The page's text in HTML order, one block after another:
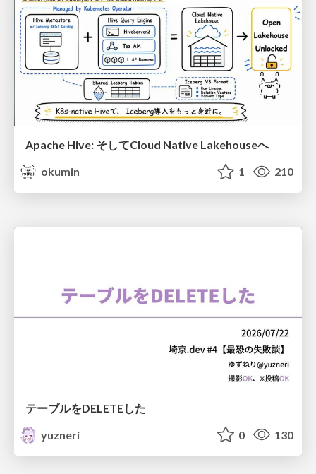
Apache Hive: そしてCloud Native Lakehouseへ
okumin
1 210
テーブルをDELETEした
yuzneri
0 130